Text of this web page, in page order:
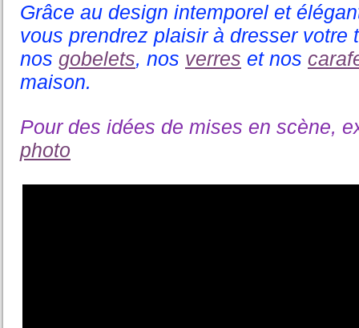
Grâce au design intemporel et
vous prendrez plaisir à dresser votre
nos gobelets, nos verres et nos
maison.
Pour des idées de mises en scène,
photo